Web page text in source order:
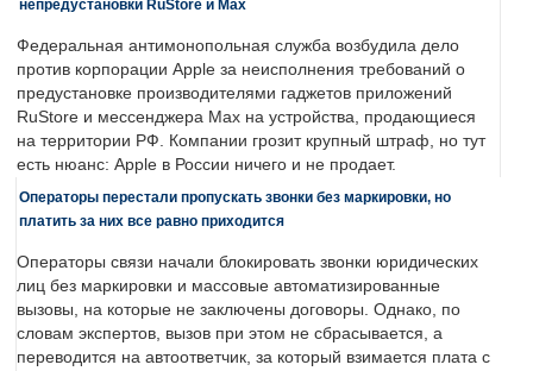
непредустановки RuStore и Max
Федеральная антимонопольная служба возбудила дело
против корпорации Apple за неисполнения требований о
предустановке производителями гаджетов приложений
RuStore и мессенджера Max на устройства, продающиеся
на территории РФ. Компании грозит крупный штраф, но тут
есть нюанс: Apple в России ничего и не продает.
Операторы перестали пропускать звонки без маркировки, но
платить за них все равно приходится
Операторы связи начали блокировать звонки юридических
лиц без маркировки и массовые автоматизированные
вызовы, на которые не заключены договоры. Однако, по
словам экспертов, вызов при этом не сбрасывается, а
переводится на автоответчик, за который взимается плата с